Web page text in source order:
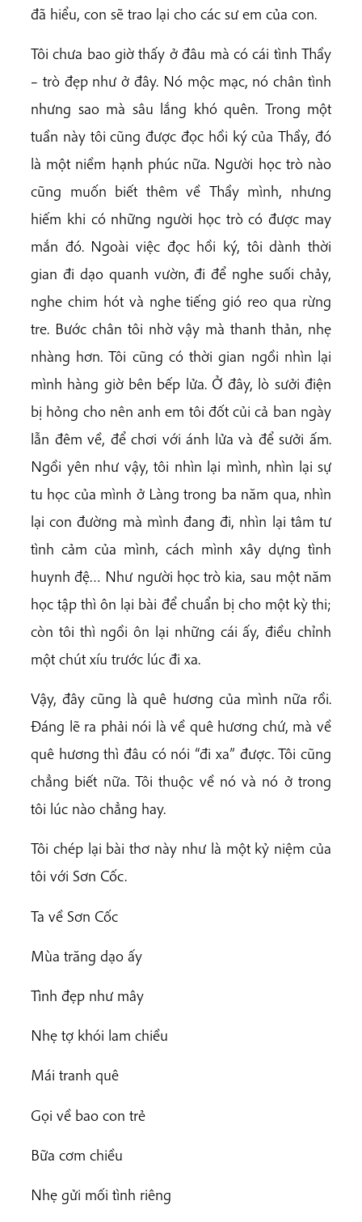
đã hiểu, con sẽ trao lại cho các sư em của con.
Tôi chưa bao giờ thấy ở đâu mà có cái tình Thầy
– trò đẹp như ở đây. Nó mộc mạc, nó chân tình
nhưng sao mà sâu lắng khó quên. Trong một
tuần này tôi cũng được đọc hồi ký của Thầy, đó
là một niềm hạnh phúc nữa. Người học trò nào
cũng muốn biết thêm về Thầy mình, nhưng
hiếm khi có những người học trò có được may
mắn đó. Ngoài việc đọc hồi ký, tôi dành thời
gian đi dạo quanh vườn, đi để nghe suối chảy,
nghe chim hót và nghe tiếng gió reo qua rừng
tre. Bước chân tôi nhờ vậy mà thanh thản, nhẹ
nhàng hơn. Tôi cũng có thời gian ngồi nhìn lại
mình hàng giờ bên bếp lửa. Ở đây, lò sưởi điện
bị hỏng cho nên anh em tôi đốt củi cả ban ngày
lẫn đêm về, để chơi với ánh lửa và để sưởi ấm.
Ngồi yên như vậy, tôi nhìn lại mình, nhìn lại sự
tu học của mình ở Làng trong ba năm qua, nhìn
lại con đường mà mình đang đi, nhìn lại tâm tư
tình cảm của mình, cách mình xây dựng tình
huynh đệ… Như người học trò kia, sau một năm
học tập thì ôn lại bài để chuẩn bị cho một kỳ thi;
còn tôi thì ngồi ôn lại những cái ấy, điều chỉnh
một chút xíu trước lúc đi xa.
Vậy, đây cũng là quê hương của mình nữa rồi.
Đáng lẽ ra phải nói là về quê hương chứ, mà về
quê hương thì đâu có nói “đi xa” được. Tôi cũng
chẳng biết nữa. Tôi thuộc về nó và nó ở trong
tôi lúc nào chẳng hay.
Tôi chép lại bài thơ này như là một kỷ niệm của
tôi với Sơn Cốc.
Ta về Sơn Cốc
Mùa trăng dạo ấy
Tình đẹp như mây
Nhẹ tợ khói lam chiều
Mái tranh quê
Gọi về bao con trẻ
Bữa cơm chiều
Nhẹ gửi mối tình riêng